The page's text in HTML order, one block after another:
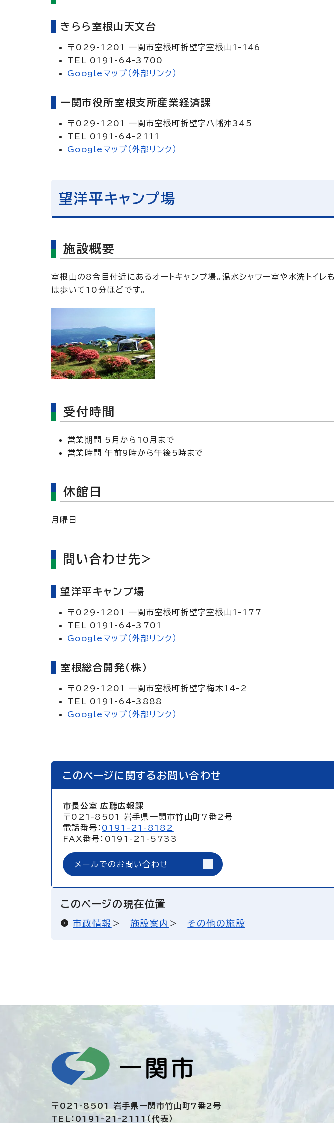
きらら室根山天文台
〒029-1201 一関市室根町折壁字室根山1-146
TEL 0191-64-3700
Googleマップ（外部リンク）
一関市役所室根支所産業経済課
〒029-1201 一関市室根町折壁字八幡沖345
TEL 0191-64-2111
Googleマップ（外部リンク）
望洋平キャンプ場
施設概要
室根山の8合目付近にあるオートキャンプ場。温水シャワー室や水洗トイレ
は歩いて10分ほどです。
受付時間
営業期間 5月から10月まで
営業時間 午前9時から午後5時まで
休館日
月曜日
問い合わせ先>
望洋平キャンプ場
〒029-1201 一関市室根町折壁字室根山1-177
TEL 0191-64-3701
Googleマップ（外部リンク）
室根総合開発（株）
〒029-1201 一関市室根町折壁字梅木14-2
TEL 0191-64-3888
Googleマップ（外部リンク）
このページに関するお問い合わせ
市長公室 広聴広報課
〒021-8501 岩手県一関市竹山町7番2号
電話番号： 0191-21-8182
FAX番号：0191-21-5733
メールでのお問い合わせ
このページの現在位置
市政情報 施設案内 その他の施設
〒021-8501 岩手県一関市竹山町7番2号
TEL：0191-21-2111（代表）